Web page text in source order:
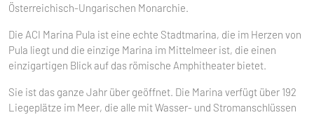
Österreichisch-Ungarischen Monarchie.
Die ACI Marina Pula ist eine echte Stadtmarina, die im Herzen von
Pula liegt und die einzige Marina im Mittelmeer ist, die einen
einzigartigen Blick auf das römische Amphitheater bietet.
Sie ist das ganze Jahr über geöffnet. Die Marina verfügt über 192
Liegeplätze im Meer, die alle mit Wasser- und Stromanschlüssen